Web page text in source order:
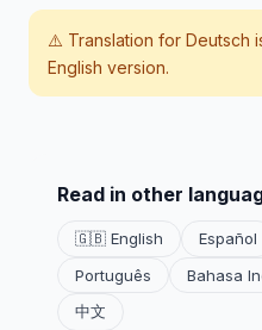
⚠️ Translation for Deutsch
English version.
Read in other
🇬🇧 English Español
Português
Bahasa
中文